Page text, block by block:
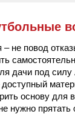
– не повод
дачи под
основу для
нужно